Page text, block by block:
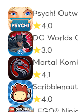
Psych!
4.0
DC Worlds
3.0
Mortal
4.1
4.0